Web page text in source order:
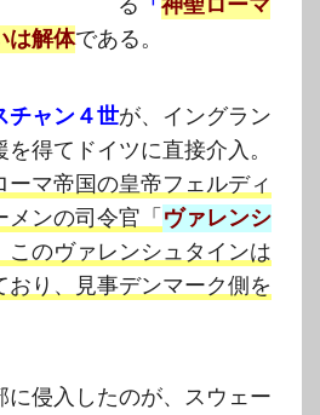
は解体である。
チャン４世が、イングラン
得てドイツに直接介入。
ーマ帝国の皇帝フェルディ
ンの司令官「 ヴァレンシ
このヴァレンシュタインは
り、見事デンマーク側を
に侵入したのが、スウェー